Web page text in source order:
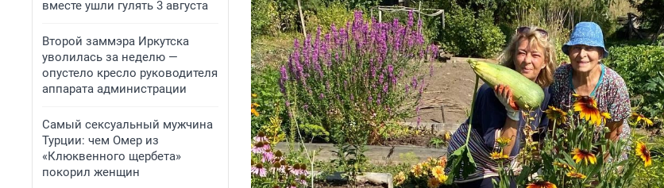
вместе ушли гулять 3 августа
Второй заммэра Иркутска
уволилась за неделю —
опустело кресло руководителя
аппарата администрации
Самый сексуальный мужчина
Турции: чем Омер из
«Клюквенного щербета»
покорил женщин